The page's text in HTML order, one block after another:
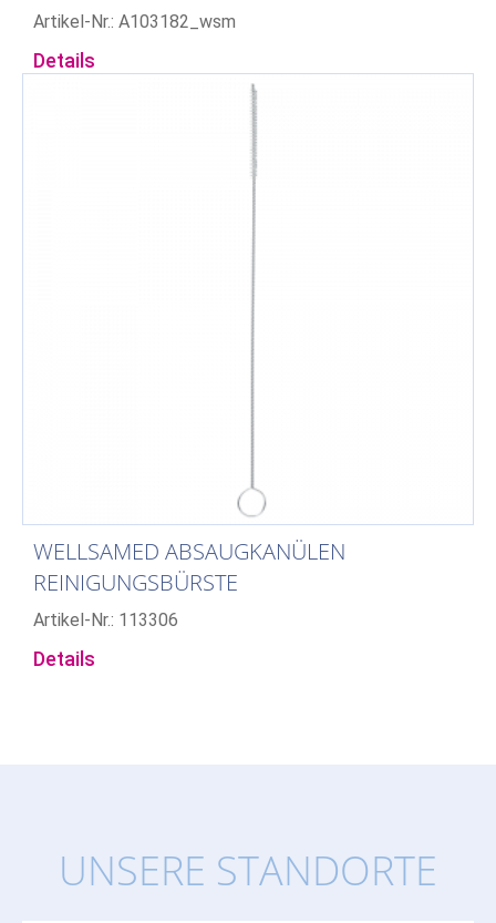
Artikel-Nr.: A103182_wsm
Details
WELLSAMED ABSAUGKANÜLEN
REINIGUNGSBÜRSTE
Artikel-Nr.: 113306
Details
UNSERE STANDORTE